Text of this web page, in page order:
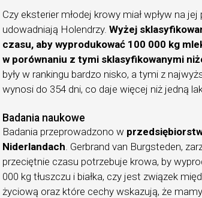
Czy eksterier młodej krowy miał wpływ na
udowadniają Holendrzy.Wyżej
czasu, aby wyprodukować 100 000 kg
w porównaniu z tymi sklasyfikowanymi
były w rankingu bardzo nisko, a tymi z
wynosi do 354 dni, co daje więcej niż jedną
Badania naukowe
Badania przeprowadzono w
Niderlandach . Gerbrand van Burgsteden,
przeciętnie czasu potrzebuje krowa, by
000 kg tłuszczu i białka, czy jest związek
życiową oraz które cechy wskazują, że